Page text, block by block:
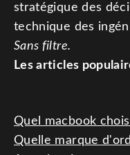
stratégique des
technique des
Sans filtre.
Les articles
Quel macbook
Quelle marque